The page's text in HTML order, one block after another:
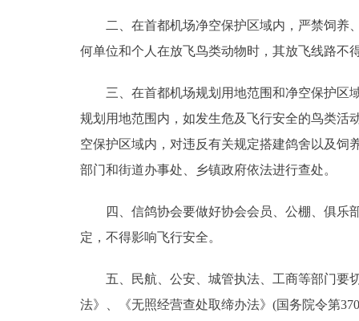
政民互动
参与调查
走进北京
北京概况
二、在首都机场净空保护区域内，严禁饲养、
何单位和个人在放飞鸟类动物时，其放飞线路不
三、在首都机场规划用地范围和净空保护区域
规划用地范围内，如发生危及飞行安全的鸟类活
空保护区域内，对违反有关规定搭建鸽舍以及饲
部门和街道办事处、乡镇政府依法进行查处。
四、信鸽协会要做好协会会员、公棚、俱乐部
定，不得影响飞行安全。
五、民航、公安、城管执法、工商等部门要切
法》、《无照经营查处取缔办法》(国务院令第